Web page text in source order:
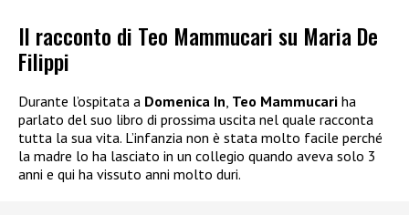
Il racconto di Teo Mammucari su Maria De
Filippi
Durante l’ospitata a Domenica In, Teo Mammucari ha
parlato del suo libro di prossima uscita nel quale racconta
tutta la sua vita. L’infanzia non è stata molto facile perché
la madre lo ha lasciato in un collegio quando aveva solo 3
anni e qui ha vissuto anni molto duri.